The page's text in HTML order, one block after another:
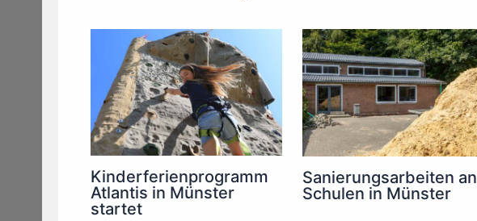
Kinderferienprogramm
Atlantis in Münster
startet
Sanierungsarbeiten an
Schulen in Münster